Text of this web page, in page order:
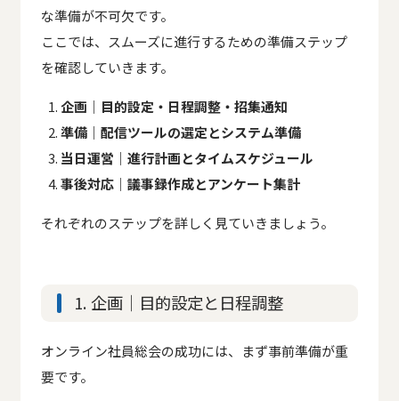
な準備が不可欠です。
ここでは、スムーズに進行するための準備ステップ
を確認していきます。
企画｜目的設定・日程調整・招集通知
準備｜配信ツールの選定とシステム準備
当日運営｜進行計画とタイムスケジュール
事後対応｜議事録作成とアンケート集計
それぞれのステップを詳しく見ていきましょう。
1. 企画｜目的設定と日程調整
オンライン社員総会の成功には、まず事前準備が重
要です。